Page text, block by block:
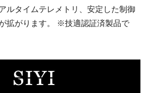
ルタイムテレメトリ、安定した制御
拡がります。 ※技適認証済製品で